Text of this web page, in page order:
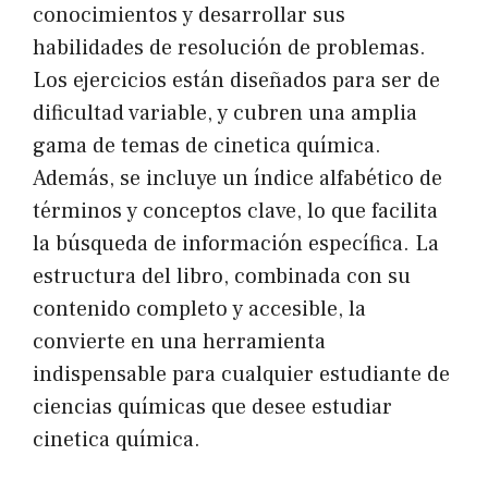
conocimientos y desarrollar sus
habilidades de resolución de problemas.
Los ejercicios están diseñados para ser de
dificultad variable, y cubren una amplia
gama de temas de cinetica química.
Además, se incluye un índice alfabético de
términos y conceptos clave, lo que facilita
la búsqueda de información específica. La
estructura del libro, combinada con su
contenido completo y accesible, la
convierte en una herramienta
indispensable para cualquier estudiante de
ciencias químicas que desee estudiar
cinetica química.